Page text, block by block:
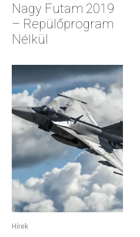
Nagy Futam 2019
– Repülőprogram
Nélkül
Hírek